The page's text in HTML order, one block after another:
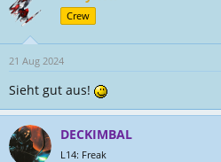
t
o
n
n
Crew
21 Aug 2024
Sieht gut aus!
DECKIMBAL
L14: Freak